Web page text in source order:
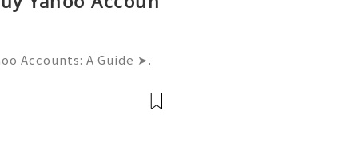
Accounts: A Guide ➤.